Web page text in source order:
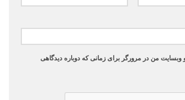
و وبسایت من در مرورگر برای زمانی که دوباره دیدگاهی